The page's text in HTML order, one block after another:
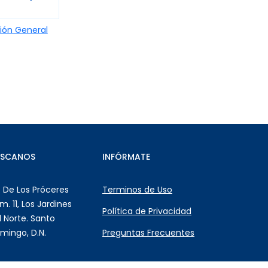
General
De Los Próceres
11, Los Jardines
Norte. Santo
D.N.
INFÓRMATE
Terminos de Uso
Política de Privacidad
Preguntas Frecuentes